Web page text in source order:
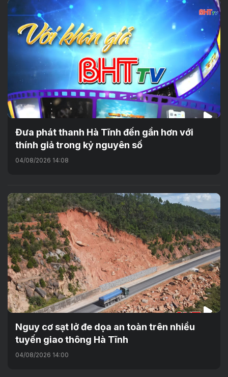
Đưa phát thanh Hà Tĩnh đến gần hơn với
thính giả trong kỷ nguyên số
04/08/2026 14:08
Nguy cơ sạt lở đe dọa an toàn trên nhiều
tuyến giao thông Hà Tĩnh
04/08/2026 14:00